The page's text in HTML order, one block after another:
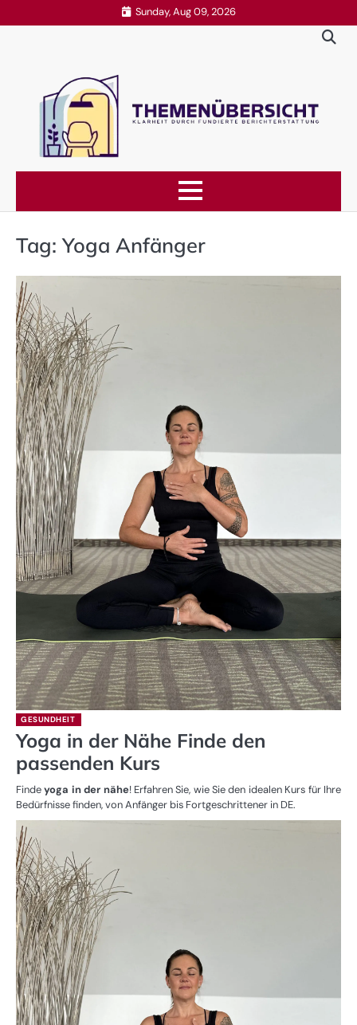
to
Sunday, Aug 09, 2026
Tag:Yoga Anfänger
GESUNDHEIT
Yoga in der Nähe Finde den
passenden Kurs
Findeyoga in der nähe! Erfahren Sie, wie Sie den idealen Kurs für Ihre
Bedürfnisse finden, von Anfänger bis Fortgeschrittener in DE.